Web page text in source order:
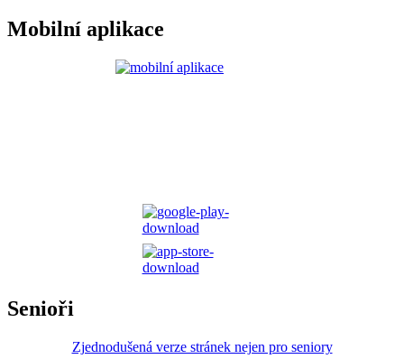
Mobilní aplikace
Senioři
Zjednodušená verze stránek nejen pro seniory